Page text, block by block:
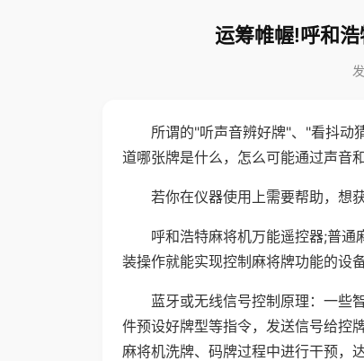
运筹帷幄!呼和
所谓的"听声音辨好牌"、"看抖动
道哪张牌是什么，怎么可能通过声音
若你在仪器使用上需要帮助，想
呼和浩特麻将机万能遥控器;普
装操作就能实现控制麻将牌功能的设备
蓝牙或无线信号控制原理：一些
件预设好牌型等指令，发送信号给控
麻将机洗牌、码牌过程中进行干预，